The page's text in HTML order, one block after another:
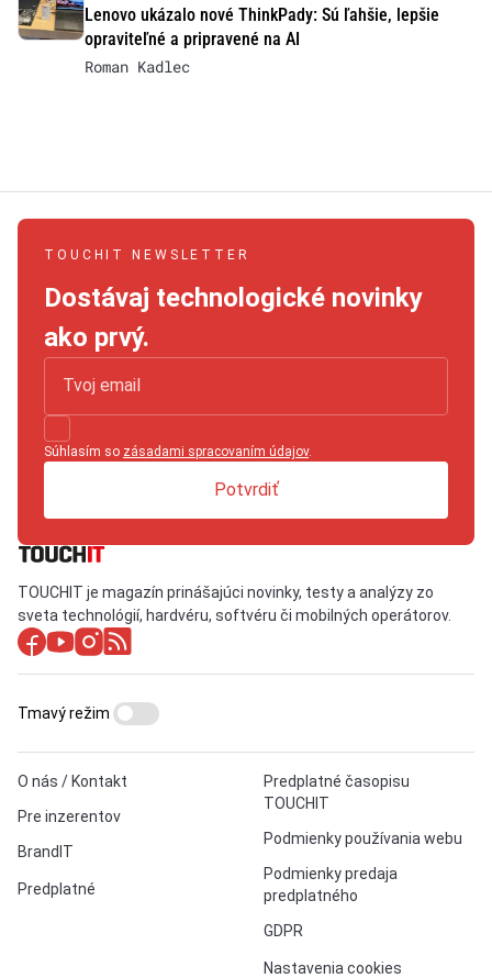
Lenovo ukázalo nové ThinkPady: Sú ľahšie, lepšie
opraviteľné a pripravené na AI
Roman Kadlec
TOUCHIT NEWSLETTER
Dostávaj technologické novinky
ako prvý.
Súhlasím so zásadami spracovaním údajov.
Potvrdiť
TOUCHIT je magazín prinášajúci novinky, testy a analýzy zo
sveta technológií, hardvéru, softvéru či mobilných operátorov.
O nás / Kontakt
Pre inzerentov
BrandIT
Predplatné
Predplatné časopisu
TOUCHIT
Podmienky používania webu
Podmienky predaja
predplatného
GDPR
Nastavenia cookies
Tmavý režim